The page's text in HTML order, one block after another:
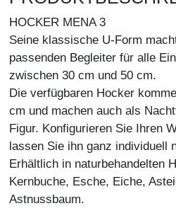
HOCKER MENA 3
Seine klassische U-Form
passenden Begleiter für alle
zwischen 30 cm und 50 cm.
Die verfügbaren Hocker
cm und machen auch als
Figur. Konfigurieren Sie Ihren
lassen Sie ihn ganz individuell
Erhältlich in naturbehandelten
Kernbuche, Esche, Eiche,
Astnussbaum.